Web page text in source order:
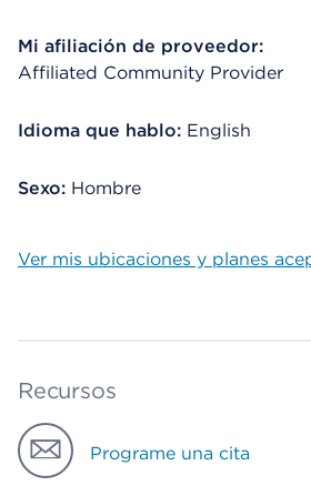
Mi afiliación de proveedor:
Affiliated Community Provider
Idioma que hablo: English
Sexo: Hombre
Ver mis ubicaciones y planes
Recursos
Programe una cita